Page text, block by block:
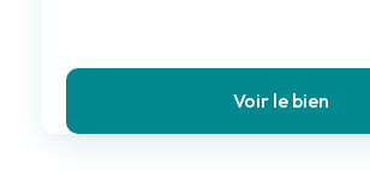
Voir le bien